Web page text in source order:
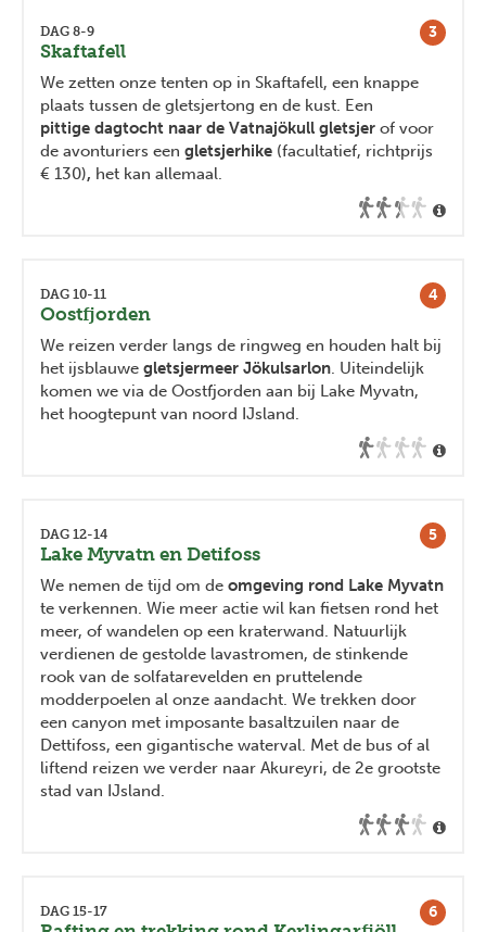
3
DAG 8-9
Skaftafell
We zetten onze tenten op in Skaftafell, een knappe
plaats tussen de gletsjertong en de kust. Een
pittige dagtocht naar de Vatnajökull gletsjer of voor
de avonturiers een gletsjerhike (facultatief, richtprijs
€ 130), het kan allemaal.
4
DAG 10-11
Oostfjorden
We reizen verder langs de ringweg en houden halt bij
het ijsblauwe gletsjermeer Jökulsarlon . Uiteindelijk
komen we via de Oostfjorden aan bij Lake Myvatn,
het hoogtepunt van noord IJsland.
5
DAG 12-14
Lake Myvatn en Detifoss
We nemen de tijd om de omgeving rond Lake Myvatn
te verkennen. Wie meer actie wil kan fietsen rond het
meer, of wandelen op een kraterwand. Natuurlijk
verdienen de gestolde lavastromen, de stinkende
rook van de solfatarevelden en pruttelende
modderpoelen al onze aandacht. We trekken door
een canyon met imposante basaltzuilen naar de
Dettifoss, een gigantische waterval. Met de bus of al
liftend reizen we verder naar Akureyri, de 2e grootste
stad van IJsland.
6
DAG 15-17